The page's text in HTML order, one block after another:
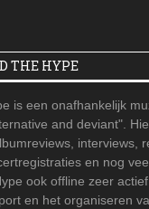
THE HYPE
is een onafhankelijk
and deviant".
interviews,
en nog
ook offline zeer
en het organiseren